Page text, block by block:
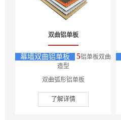
双曲铝单板
幕墙双曲铝单板 5铝单板双曲
造型
双曲弧形铝单板
了解详情